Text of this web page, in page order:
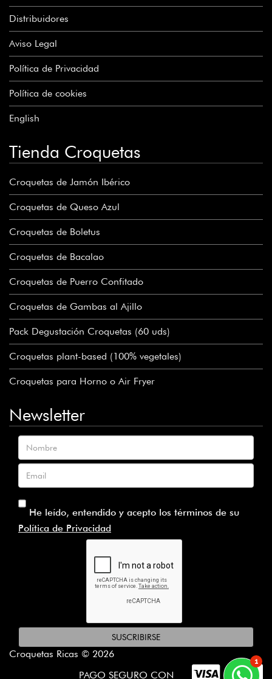
Distribuidores
Aviso Legal
Política de Privacidad
Política de cookies
English
Tienda Croquetas
Croquetas de Jamón Ibérico
Croquetas de Queso Azul
Croquetas de Boletus
Croquetas de Bacalao
Croquetas de Puerro Confitado
Croquetas de Gambas al Ajillo
Pack Degustación Croquetas (60 uds)
Croquetas plant-based (100% vegetales)
Croquetas para Horno o Air Fryer
Newsletter
Nombre
Email
He leído, entendido y acepto los términos de su
Política de Privacidad
SUSCRIBIRSE
Croquetas Ricas © 2026
PAGO SEGURO CON
1